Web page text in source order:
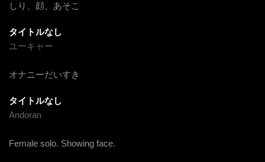
しり、顔、あそこ
タイトルなし
ユーキャー
オナニーだいすき
タイトルなし
Andoran
Female solo. Showing face.